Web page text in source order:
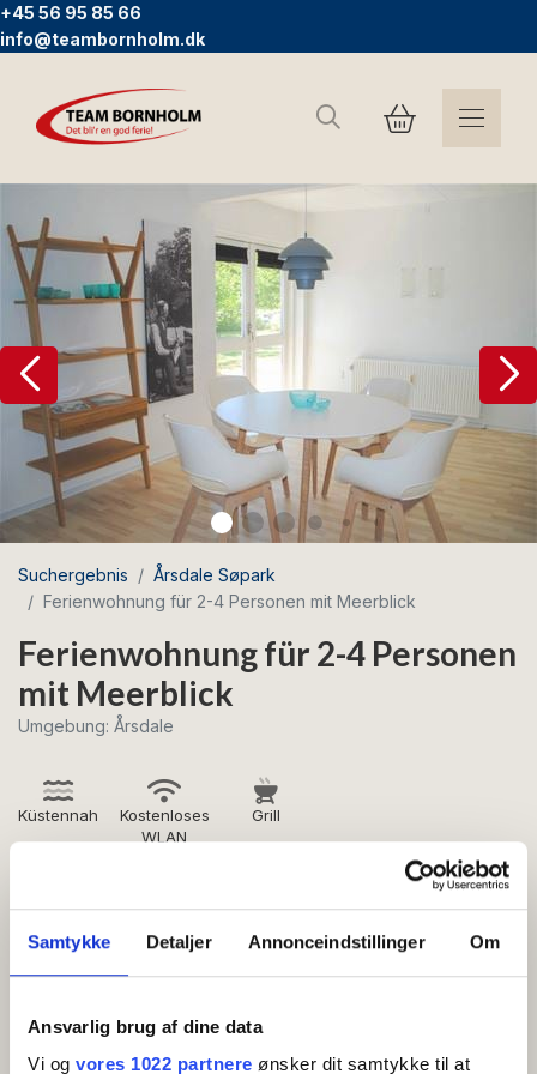
Samtykke Detaljer Annonceindstillinger Om
Ansvarlig brug af dine data
Vi og vores 1022 partnere ønsker dit samtykke til at
+45 56 95 85 66
info@teambornholm.dk
Suchen
Suchergebnis
Årsdale Søpark
Ferienwohnung für 2-4 Personen mit Meerblick
Ferienwohnung für 2-4 Personen
mit Meerblick
Umgebung: Årsdale
Küstennah
Kostenloses
WLAN
Grill
von der Bornholmer Designerin Pernille Bülow.
große und gut ausgestattete Küche mit Geschirrspüler,
Schlafzimmer mit Doppelbett (2 Betten) und